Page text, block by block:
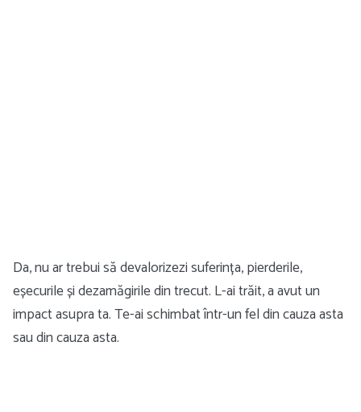
Da, nu ar trebui să devalorizezi suferința, pierderile,
eșecurile și dezamăgirile din trecut. L-ai trăit, a avut un
impact asupra ta. Te-ai schimbat într-un fel din cauza asta
sau din cauza asta.